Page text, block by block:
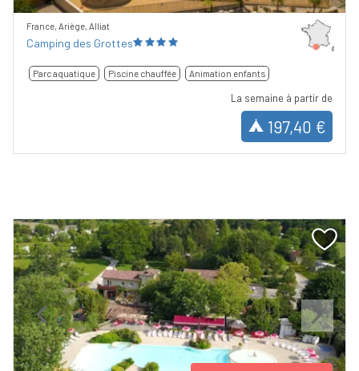
France, Ariège, Alliat
Camping des Grottes
Parc aquatique Piscine chauffée Animation enfants
La semaine à partir de
197,40 €
Previous Next